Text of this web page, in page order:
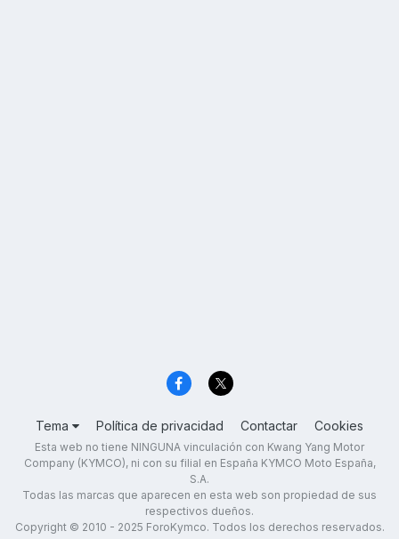
Tema Política de privacidad Contactar Cookies
Esta web no tiene NINGUNA vinculación con Kwang Yang Motor
Company (KYMCO), ni con su filial en España KYMCO Moto España,
S.A.
Todas las marcas que aparecen en esta web son propiedad de sus
respectivos dueños.
Copyright © 2010 - 2025 ForoKymco. Todos los derechos reservados.